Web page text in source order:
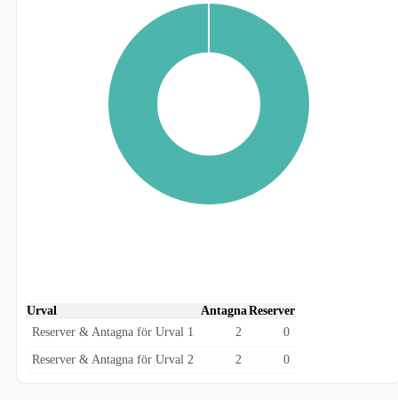
Urval AntagnaReserver
Reserver & Antagna för Urval 1
2 0
Reserver & Antagna för Urval 2 2 0